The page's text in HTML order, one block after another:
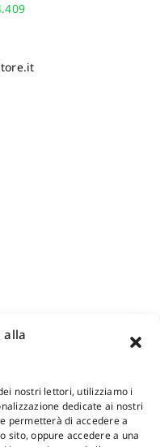
alla
nostri lettori, utilizziamo i
dedicate ai nostri
permetterà di accedere a
sito, oppure accedere a una